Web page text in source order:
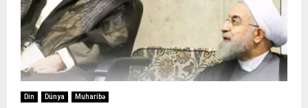
Din Dünya Muharibə